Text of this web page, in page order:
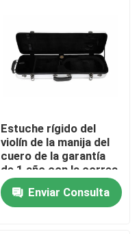
Estuche rígido del
violín de la manija del
cuero de la garantía
de 1 año con la correa
de hombro
Enviar Consulta